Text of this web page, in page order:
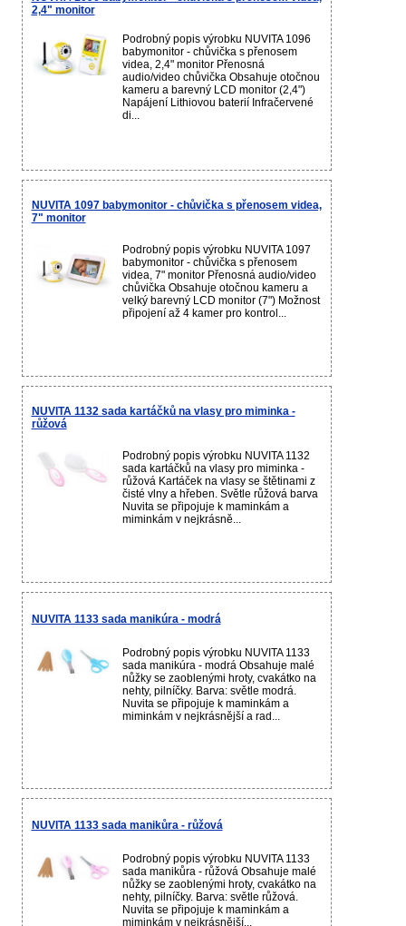
2,4" monitor
Podrobný popis výrobku NUVITA 1096
babymonitor - chůvička s přenosem
videa, 2,4" monitor Přenosná
audio/video chůvička Obsahuje otočnou
kameru a barevný LCD monitor (2,4")
Napájení Lithiovou baterií Infračervené
di...
NUVITA 1097 babymonitor - chůvička s přenosem videa,
7" monitor
Podrobný popis výrobku NUVITA 1097
babymonitor - chůvička s přenosem
videa, 7" monitor Přenosná audio/video
chůvička Obsahuje otočnou kameru a
velký barevný LCD monitor (7") Možnost
připojení až 4 kamer pro kontrol...
NUVITA 1132 sada kartáčků na vlasy pro miminka -
růžová
Podrobný popis výrobku NUVITA 1132
sada kartáčků na vlasy pro miminka -
růžová Kartáček na vlasy se štětinami z
čisté vlny a hřeben. Světle růžová barva
Nuvita se připojuje k maminkám a
miminkám v nejkrásně...
NUVITA 1133 sada manikúra - modrá
Podrobný popis výrobku NUVITA 1133
sada manikúra - modrá Obsahuje malé
nůžky se zaoblenými hroty, cvakátko na
nehty, pilníčky. Barva: světle modrá.
Nuvita se připojuje k maminkám a
miminkám v nejkrásnější a rad...
NUVITA 1133 sada manikůra - růžová
Podrobný popis výrobku NUVITA 1133
sada manikůra - růžová Obsahuje malé
nůžky se zaoblenými hroty, cvakátko na
nehty, pilníčky. Barva: světle růžová.
Nuvita se připojuje k maminkám a
miminkám v nejkrásnější...